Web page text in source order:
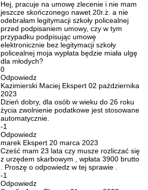
Hej, pracuje na umowę zlecenie i nie mam
jeszcze skończonego nawet 20r.ż. a nie
odebrałam legitymacji szkoły policealnej
przed podpisaniem umowy, czy w tym
przypadku podpisując umowę
elektronicznie bez legitymacji szkoły
policealnej moja wypłata będzie miała ulgę
dla młodych?
0
Odpowiedz
Kazimierski Maciej Ekspert 02 października
2023
Dzień dobry, dla osób w wieku do 26 roku
życia zwolnienie podatkowe jest stosowane
automatycznie.
-1
Odpowiedz
marek Ekspert 20 marca 2023
Cześć mam 23 lata czy musze rozliczać się
z urzędem skarbowym , wpłata 3900 brutto
. Proszę o odpowiedz w tej sprawie .
-1
Odpowiedz